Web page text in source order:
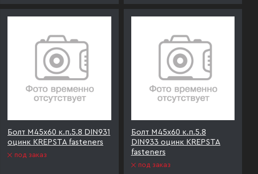
Болт М45х60 к.п.5.8 DIN931
оцинк KREPSTA fasteners
под заказ
Болт М45х60 к.п.5.8
DIN933 оцинк KREPSTA
fasteners
под заказ